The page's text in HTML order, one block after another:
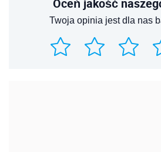
Oceń jakość
Twoja opinia jest dla nas